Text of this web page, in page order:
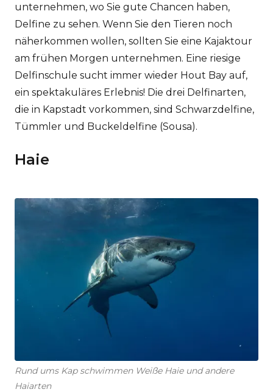
unternehmen, wo Sie gute Chancen haben,
Delfine zu sehen. Wenn Sie den Tieren noch
näherkommen wollen, sollten Sie eine Kajaktour
am frühen Morgen unternehmen. Eine riesige
Delfinschule sucht immer wieder Hout Bay auf,
ein spektakuläres Erlebnis! Die drei Delfinarten,
die in Kapstadt vorkommen, sind Schwarzdelfine,
Tümmler und Buckeldelfine (Sousa).
Haie
Rund ums Kap schwimmen Weiße Haie und andere
Haiarten